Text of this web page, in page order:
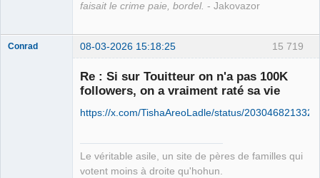
faisait le crime paie, bordel. - Jakovazor
15 719
Conrad 08-03-2026 15:18:25
Re : Si sur Touitteur on n'a pas 100K
followers, on a vraiment raté sa vie
https://x.com/TishaAreoLadle/status/
Le véritable asile, un site de pères de familles qui
votent moins à droite qu'hohun.